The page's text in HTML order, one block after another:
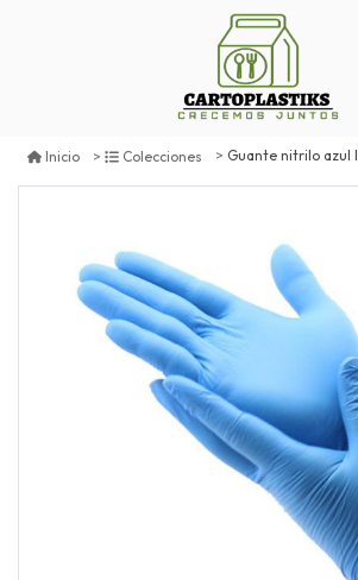
Inicio Colecciones Guante nitrilo azul l